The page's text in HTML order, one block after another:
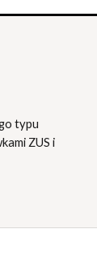
typu
ZUS i